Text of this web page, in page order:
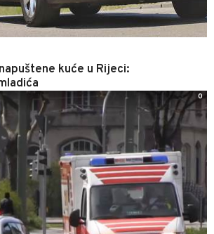
kuće u Rijeci:
0